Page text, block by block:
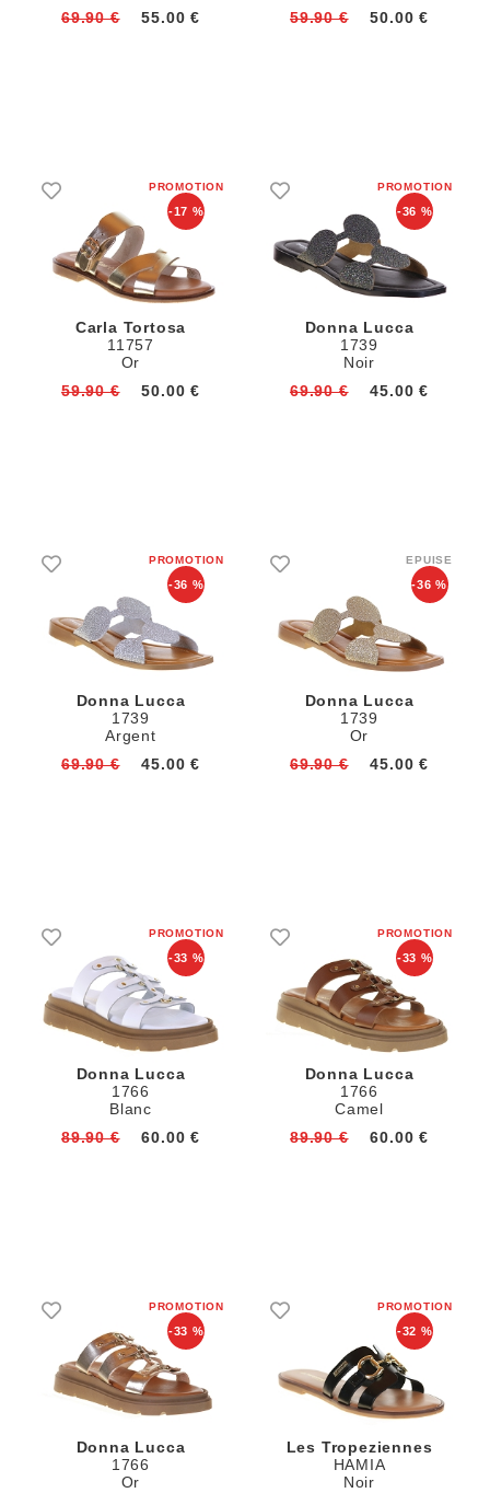
69.90 €
55.00 €
59.90 €
50.00 €
-17 %
Carla Tortosa
11757
Or
59.90 €
50.00 €
-36 %
Donna Lucca
1739
Noir
69.90 €
45.00 €
-36 %
Donna Lucca
1739
Argent
69.90 €
45.00 €
-36 %
Donna Lucca
1739
Or
69.90 €
45.00 €
-33 %
Donna Lucca
1766
Blanc
89.90 €
60.00 €
-33 %
Donna Lucca
1766
Camel
89.90 €
60.00 €
-33 %
Donna Lucca
1766
Or
-32 %
Les Tropeziennes
HAMIA
Noir